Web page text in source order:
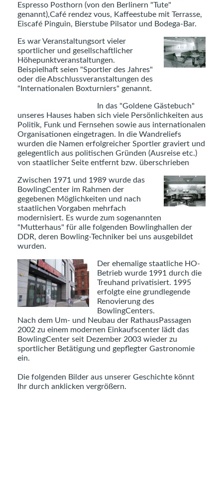
Espresso Posthorn (von den Berlinern "Tute"
genannt),Café rendez vous, Kaffeestube mit Terrasse,
Eiscafé Pinguin, Bierstube Pilsator und Bodega-Bar.
Es war Veranstaltungsort vieler
sportlicher und gesellschaftlicher
Höhepunktveranstaltungen.
Beispielhaft seien "Sportler des Jahres"
oder die Abschlussveranstaltungen des
"Internationalen Boxturniers" genannt.
In das "Goldene Gästebuch"
unseres Hauses haben sich viele Persönlichkeiten aus
Politik, Funk und Fernsehen sowie aus internationalen
Organisationen eingetragen. In die Wandreliefs
wurden die Namen erfolgreicher Sportler graviert und
gelegentlich aus politischen Gründen (Ausreise etc.)
von staatlicher Seite entfernt bzw. überschrieben
Zwischen 1971 und 1989 wurde das
BowlingCenter im Rahmen der
gegebenen Möglichkeiten und nach
staatlichen Vorgaben mehrfach
modernisiert. Es wurde zum sogenannten
"Mutterhaus" für alle folgenden Bowlinghallen der
DDR, deren Bowling-Techniker bei uns ausgebildet
wurden.
Der ehemalige staatliche HO-
Betrieb wurde 1991 durch die
Treuhand privatisiert. 1995
erfolgte eine grundlegende
Renovierung des
BowlingCenters.
Nach dem Um- und Neubau der RathausPassagen
2002 zu einem modernen Einkaufscenter lädt das
BowlingCenter seit Dezember 2003 wieder zu
sportlicher Betätigung und gepflegter Gastronomie
ein.
Die folgenden Bilder aus unserer Geschichte könnt
Ihr durch anklicken vergrößern.